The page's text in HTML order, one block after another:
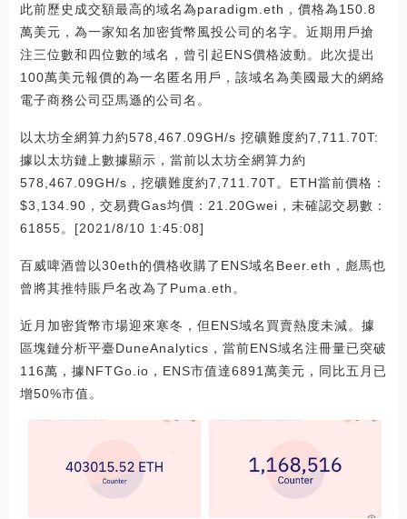
此前歷史成交額最高的域名為paradigm.eth，價格為150.8
萬美元，為一家知名加密貨幣風投公司的名字。近期用戶搶
注三位數和四位數的域名，曾引起ENS價格波動。此次提出
100萬美元報價的為一名匿名用戶，該域名為美國最大的網絡
電子商務公司亞馬遜的公司名。
以太坊全網算力約578,467.09GH/s 挖礦難度約7,711.70T:
據以太坊鏈上數據顯示，當前以太坊全網算力約
578,467.09GH/s，挖礦難度約7,711.70T。ETH當前價格：
$3,134.90，交易費Gas均價：21.20Gwei，未確認交易數：
61855。[2021/8/10 1:45:08]
百威啤酒曾以30eth的價格收購了ENS域名Beer.eth，彪馬也
曾將其推特賬戶名改為了Puma.eth。
近月加密貨幣市場迎來寒冬，但ENS域名買賣熱度未減。據
區塊鏈分析平臺DuneAnalytics，當前ENS域名注冊量已突破
116萬，據NFTGo.io，ENS市值達6891萬美元，同比五月已
增50%市值。